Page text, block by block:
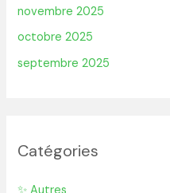
novembre 2025
octobre 2025
septembre 2025
Catégories